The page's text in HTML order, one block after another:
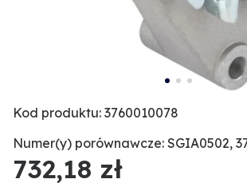
Kod produktu: 3760010078
Numer(y) porównawcze: SGIA0502,
732,18 zł